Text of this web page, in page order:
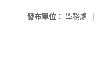
發布單位： 學務處 |